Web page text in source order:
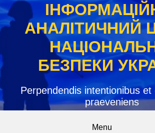
АНАЛІТИЧНИЙ
БЕЗПЕКИ
Perpendendis intentionibus et
praeveniens
Menu